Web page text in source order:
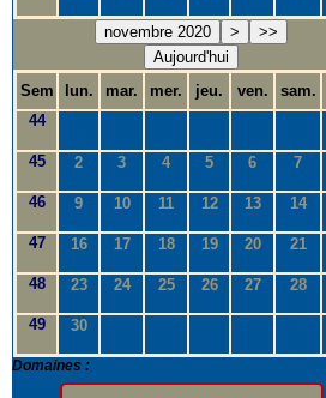
novembre 2020 >
>>
Aujourd'hui
Sem
lun. mar. mer. jeu. ven. sam.
44
45 2 3 4 5 6 7
46 9 10 11 12 13 14
47 16 17 18 19 20 21
48 23 24 25 26 27 28
49 30
Domaines :